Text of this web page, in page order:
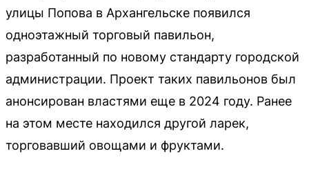
улицы Попова в Архангельске появился
одноэтажный торговый павильон,
разработанный по новому стандарту городской
администрации. Проект таких павильонов был
анонсирован властями еще в 2024 году. Ранее
на этом месте находился другой ларек,
торговавший овощами и фруктами.